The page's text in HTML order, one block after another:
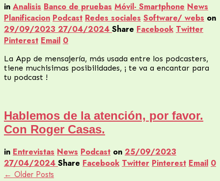
in Analisis Banco de pruebas Móvil- Smartphone News
Planificacion Podcast Redes sociales Software/ webs on
29/09/2023 27/04/2024 Share Facebook Twitter
Pinterest Email 0
La App de mensajería, más usada entre los podcasters,
tiene muchisimas posibilidades, ¡ te va a encantar para
tu podcast !
Hablemos de la atención, por favor.
Con Roger Casas.
in Entrevistas News Podcast on 25/09/2023
27/04/2024 Share Facebook Twitter Pinterest Email 0
← Older Posts